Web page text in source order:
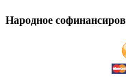
Народное